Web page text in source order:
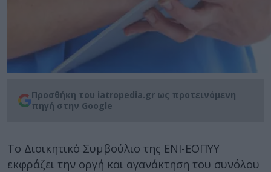
Προσθήκη του iatropedia.gr ως προτεινόμενη
πηγή στην Google
Το Διοικητικό Συμβούλιο της ΕΝΙ-ΕΟΠΥΥ
εκφράζει την οργή και αγανάκτηση του συνόλου